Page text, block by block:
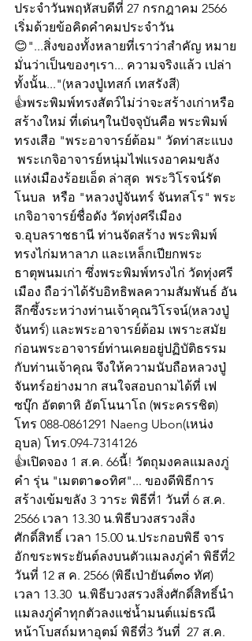
ประจำวันพฤหัสบดีที่ 27 กรกฎาคม 2566
เริ่มด้วยข้อคิดคำคมประจำวัน
😊"...สิ่งของทั้งหลายที่เราว่าสำคัญ หมาย
มั่นว่าเป็นของๆเรา... ความจริงแล้ว เปล่า
ทั้งนั้น..."(หลวงปู่เทสก์ เทสรังสี)
👍พระพิมพ์ทรงสัตว์ไม่ว่าจะสร้างเก่าหรือ
สร้างใหม่ ที่เด่นๆในปัจจุบันคือ พระพิมพ์
ทรงเสือ "พระอาจารย์ต้อม" วัดท่าสะแบง
พระเกจิอาจารย์หนุ่มไฟเเรงอาคมขลัง
เเห่งเมืองร้อยเอ็ด ล่าสุด  พระวิโรจน์รัต
โนบล  หรือ "หลวงปู่จันทร์ จันทสโร" พระ
เกจิอาจารย์ชื่อดัง วัดทุ่งศรีเมือง
จ.อุบลราชธานี ท่านจัดสร้าง พระพิมพ์
ทรงไก่มหาลาภ และเหล็กเปียกพระ
ธาตุพนมเก่า ซึ่งพระพิมพ์ทรงไก่ วัดทุ่งศรี
เมือง ถือว่าได้รับอิทธิพลความสัมพันธ์ อัน
ลึกซึ้งระหว่างท่านเจ้าคุณวิโรจน์(หลวงปู่
จันทร์) เเละพระอาจารย์ต้อม เพราะสมัย
ก่อนพระอาจารย์ท่านเคยอยู่ปฏิบัติธรรม
กับท่านเจ้าคุณ จึงให้ความนับถือหลวงปู่
จันทร์อย่างมาก สนใจสอบถามได้ที่ เฟ
ซบุ๊ก อัตตาหิ อัตโนนาโถ (พระครรชิต)
โทร 088-0861291 Naeng Ubon(เหน่ง
อุบล) โทร.094-7314126
👍เปิดจอง 1 ส.ค. 66นี้! วัตถุมงคลแมลงภู่
คำ รุ่น "เมตตา๑๐ทิศ"... ของดีพิธีการ
สร้างเข้มขลัง 3 วาระ พิธีที่1 วันที่ 6 ส.ค.
2566 เวลา 13.30 น.พิธีบวงสรวงสิ่ง
ศักดิ์สิทธิ์ เวลา 15.00 น.ประกอบพิธี จาร
อักขระพระยันต์ลงบนตัวแมลงภู่คำ พิธีที่2
วันที่ 12 ส ค. 2566 (พิธีเป่ายันต์๓๐ ทัศ)​
เวลา 13.30  น.พิธีบวงสรวงสิ่งศักดิ์สิทธิ์นำ
แมลงภู่คำทุกตัวลงแช่น้ำมนต์แม่ธรณี
หน้าโบสถ์มหาอุตม์ พิธีที่3 วันที่  27 ส.ค.